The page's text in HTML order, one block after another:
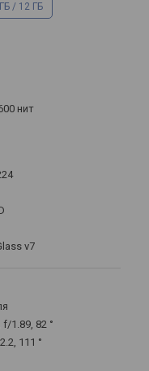
/ 12 ГБ
нит
v7
1.89, 82 °
111 °